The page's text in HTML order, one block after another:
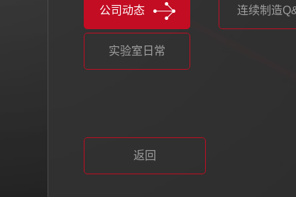
公司动态 连续制造
实验室日常
返回